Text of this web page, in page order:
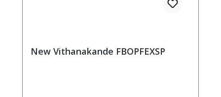
New Vithanakande FBOPFEXSP